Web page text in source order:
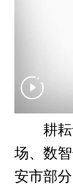
耕耘
场、数
安市部